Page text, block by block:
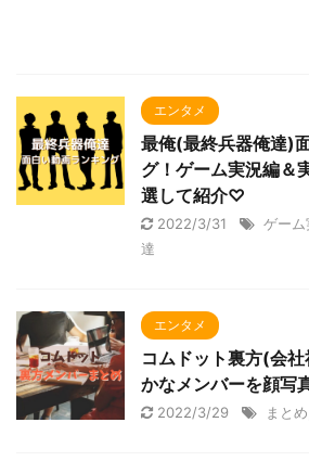
エンタメ
最俺(最終兵器俺達)
グ！ゲーム実況編＆
選して紹介♡
2022/3/31 ゲーム
達
エンタメ
コムドット裏方(会
かなメンバーを顔写
2022/3/29 まとめ